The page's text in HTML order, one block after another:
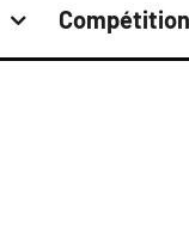
Compétition